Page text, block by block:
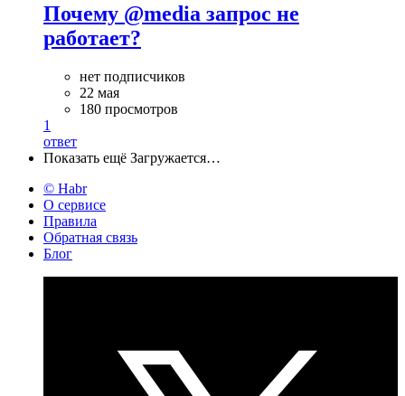
Почему @media запрос не
работает?
нет подписчиков
22 мая
180 просмотров
1
ответ
Показать ещё Загружается…
© Habr
О сервисе
Правила
Обратная связь
Блог